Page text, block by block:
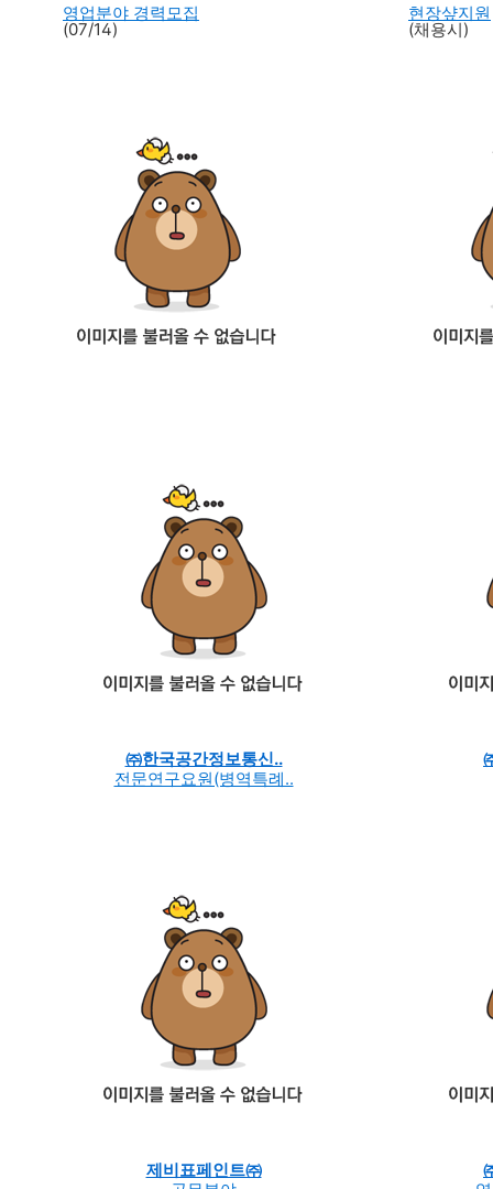
영업분야 경력모집
(07/14)
현장샾지원
(채용시)
㈜한국공간정보통신..
전문연구요원(병역특례..
제비표페인트㈜